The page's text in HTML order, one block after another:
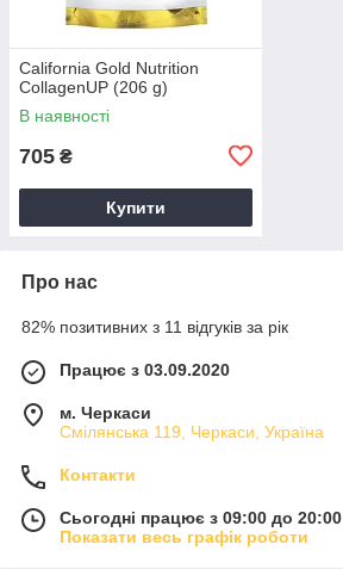
California Gold Nutrition
CollagenUP (206 g)
В наявності
705 ₴
Купити
Про нас
82% позитивних з 11 відгуків за рік
Працює з 03.09.2020
м. Черкаси
Смілянська 119, Черкаси, Україна
Контакти
Сьогодні працює з 09:00 до 20:00
Показати весь графік роботи